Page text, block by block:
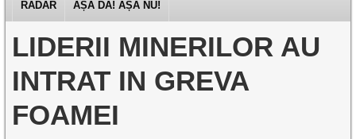
RADAR AȘA DA! AȘA NU!
LIDERII MINERILOR AU
INTRAT IN GREVA
FOAMEI